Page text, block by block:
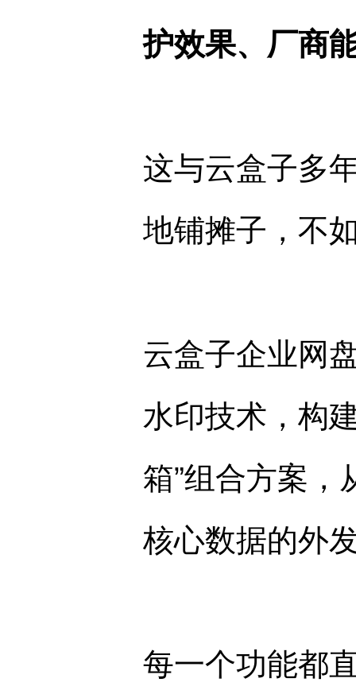
护效果、厂商
这与云盒子多
地铺摊子，不
云盒子企业网
水印技术，构
箱”组合方案
核心数据的外
每一个功能都